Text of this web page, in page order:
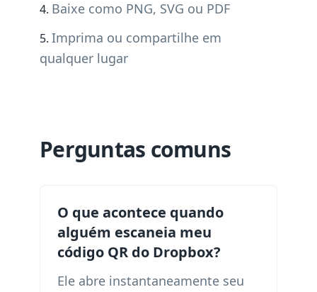
Baixe como PNG, SVG ou PDF
Imprima ou compartilhe em
qualquer lugar
Perguntas comuns
O que acontece quando
alguém escaneia meu
código QR do Dropbox?
Ele abre instantaneamente seu